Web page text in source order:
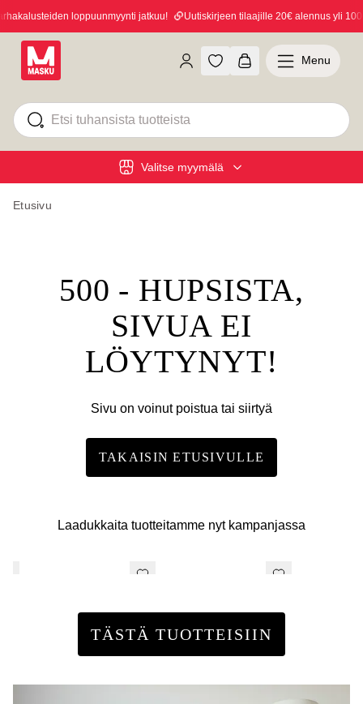
loppuunmyynti jatkuu! Uutiskirjeen tilaajille 20€ alennus yli 100€
Valitse myymälä
Menu
Etusivu
500 - HUPSISTA,
SIVUA EI
LÖYTYNYT!
Sivu on voinut poistua tai siirtyä
TAKAISIN ETUSIVULLE
Laadukkaita tuotteitamme nyt kampanjassa
TÄSTÄ TUOTTEISIIN